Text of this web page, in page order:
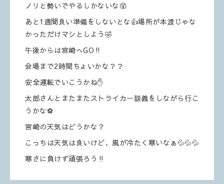
ノリと勢いでやるしかないな😵
あと1週間良い準備をしないとな👍場所が本渡じゃな
かっただけマシとしよう🤣
午後からは宮崎へGO‼️
会場まで2時間ちょいかな？？
安全運転でいこうかね✋
太郎さんとまたまたストライカー談義をしながら行こ
うかな⚽️
宮崎の天気はどうかな？
こっちは天気は良いけど、風が冷たく寒いなぁ💦💦💦
寒さに負けず頑張ろう‼️